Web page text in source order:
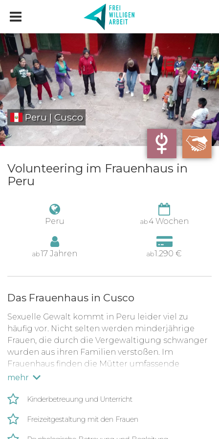
Peru | Cusco
Volunteering im Frauenhaus in
Peru
Peru ab4 Wochen
ab17 Jahren ab1.290 €
Das Frauenhaus in Cusco
Sexuelle Gewalt kommt in Peru leider viel zu
häufig vor. Nicht selten werden minderjährige
Frauen, die durch die Vergewaltigung schwanger
wurden aus ihren Familien verstoßen. Im
Frauenhaus finden die Mütter umfassende
Unterstützung, um ihre Schwangerschaft
Du kannst im Frauenhaus Frauen und Mädchen
unterstützen, die dort gemeinsam mit ihren
mehr
Kinderbetreuung und Unterricht
Freizeitgestaltung mit den Frauen